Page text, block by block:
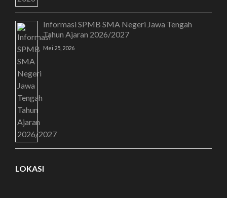
Informasi SPMB SMA Negeri Jawa Tengah
Tahun Ajaran 2026/2027
Mei 25, 2026
LOKASI